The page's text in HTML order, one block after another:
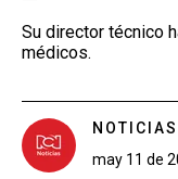
Su director técnico
médicos.
may 11 de